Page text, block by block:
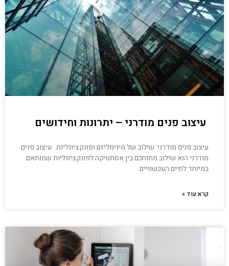
עיצוב פנים מודרני – יתרונות וחידושים
עיצוב פנים מודרני: שילוב של מינימליזם ופונקציונליות עיצוב פנים
מודרני הוא שילוב מתוחכם בין אסתטיקה לפונקציונליות שמותאם
במיוחד לחיים העכשוויים.
קרא עוד »